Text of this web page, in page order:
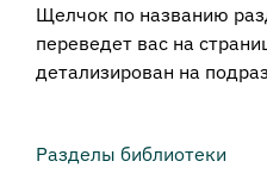
Щелчок по названию
переведет вас на
детализирован на
Разделы библиотеки